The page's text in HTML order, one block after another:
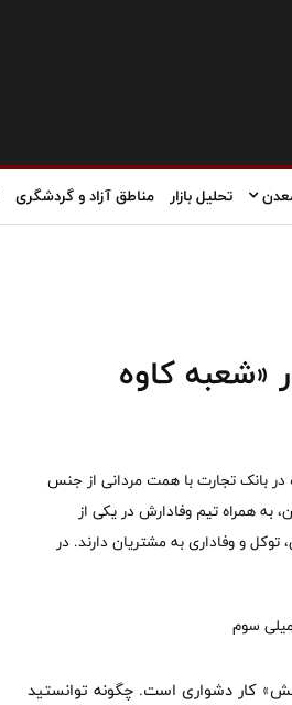
تحلیل بازار مناطق آزاد و گردشگری
«شعبه کاوه
بانک تجارت با همت مردانی از جنس
به همراه تیم وفادارش در یکی از
و وفاداری به مشتریان دارند. در
کار دشواری است. چگونه توانستید